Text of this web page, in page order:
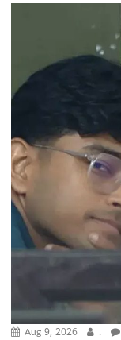
Aug 9, 2026 .